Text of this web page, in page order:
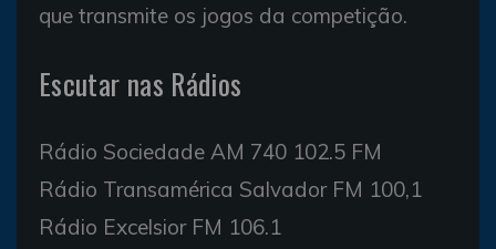
que transmite os jogos da competição.
Escutar nas Rádios
Rádio Sociedade AM 740 102.5 FM
Rádio Transamérica Salvador FM 100,1
Rádio Excelsior FM 106.1